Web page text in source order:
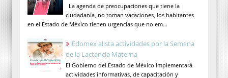
La agenda de preocupaciones que tiene la
ciudadanía, no toman vacaciones, los habitantes
en el Estado de México tienen urgencias que no em...
Edomex alista actividades por la Semana
de la Lactancia Materna
El Gobierno del Estado de México implementará
actividades informativas, de capacitación y